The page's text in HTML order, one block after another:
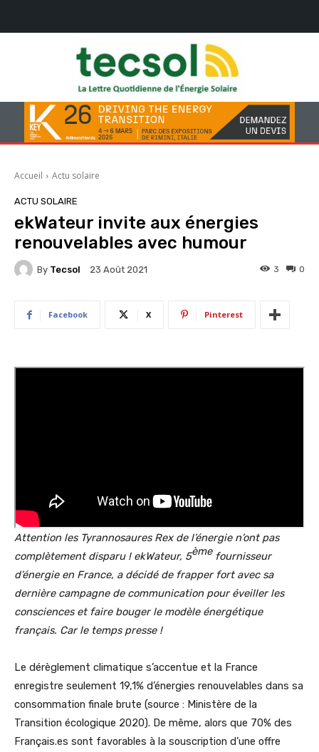
Accueil Actu solaire
ACTU SOLAIRE
ekWateur invite aux énergies
renouvelables avec humour
By Tecsol 23 Août 2021 0
3
Facebook X Pinterest
Attention les TyrannosauresRex de l’énergie n’ont pas
complètement disparu ! ekWateur, 5èmefournisseur
d’énergie en France, a décidé de frapper fort avec sa
dernière campagne de communication pour éveiller les
consciences et faire bouger le modèle énergétique
français. Car le temps presse !
Le dérèglement climatique s’accentue et la France
enregistre seulement 19,1% d’énergies renouvelables dans sa
consommation finale brute (source : Ministère de la
Transition écologique 2020). De même, alors que 70% des
Français.es sont favorables à la souscription d’une offre